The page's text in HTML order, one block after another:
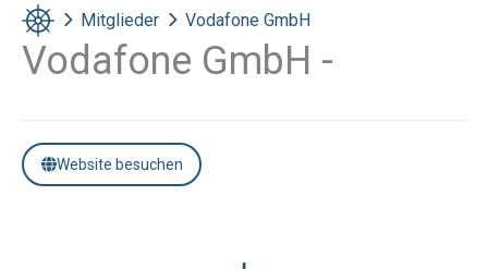
Mitglieder Vodafone GmbH
Vodafone GmbH -
Website besuchen